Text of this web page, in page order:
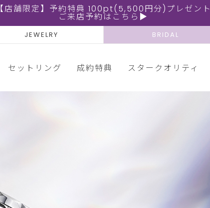
【店舗限定】予約特典 100pt(5,500円分)プレゼント
ご来店予約はこちら▶
JEWELRY BRIDAL
セットリング 成約特典 スタークオリティ